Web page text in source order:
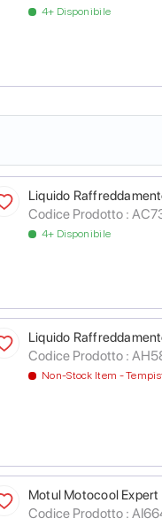
4+ Disponibile
Liquido
Codice Prodotto :
4+ Disponibile
Liquido
Codice Prodotto :
Non-Stock Item -
Motul Motocool Expert
Codice Prodotto :